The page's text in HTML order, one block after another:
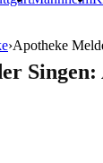
›Apotheke
Singen: